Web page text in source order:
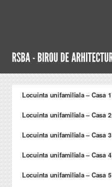
Locuinta unifamiliala – Casa 1
Locuinta unifamiliala – Casa 2
Locuinta unifamiliala – Casa 3
Locuinta unifamiliala – Casa 4
Locuinta unifamiliala – Casa 5